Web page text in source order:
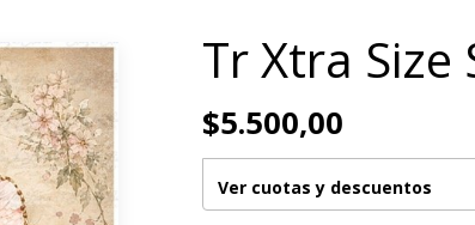
Tr Xtra Size
$5.500,00
Ver cuotas y descuentos